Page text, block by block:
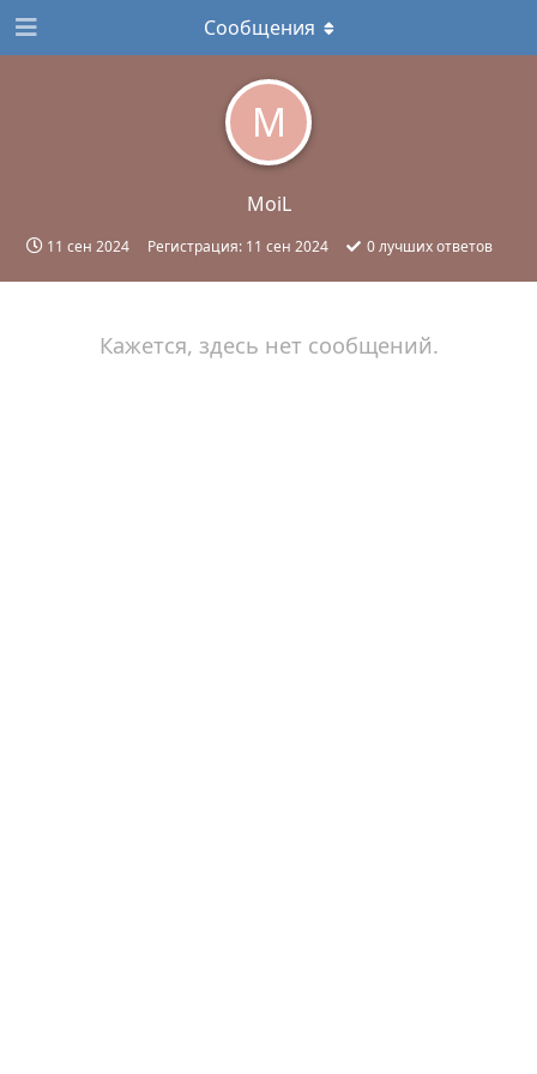
M
MoiL
11 сен 2024 Регистрация: 11 сен 2024 0лучших ответов
Сообщения
Кажется, здесь нет сообщений.